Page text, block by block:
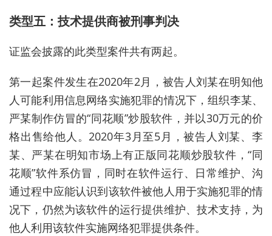
类型五：技术提供商被刑事判决
证监会披露的此类型案件共有两起。
第一起案件发生在2020年2月，被告人刘某在明知他
人可能利用信息网络实施犯罪的情况下，组织李某、
严某制作仿冒的“同花顺”炒股软件，并以30万元的价
格出售给他人。2020年3月至5月，被告人刘某、李
某、严某在明知市场上有正版同花顺炒股软件，“同
花顺”软件系仿冒，同时在软件运行、日常维护、沟
通过程中应能认识到该软件被他人用于实施犯罪的情
况下，仍然为该软件的运行提供维护、技术支持，为
他人利用该软件实施网络犯罪提供条件。